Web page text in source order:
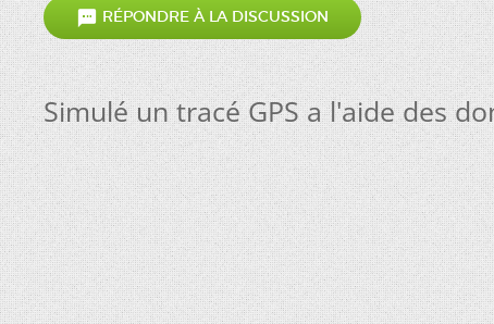
 RÉPONDRE À LA DISCUSSION
Simulé un tracé GPS a l'aide des